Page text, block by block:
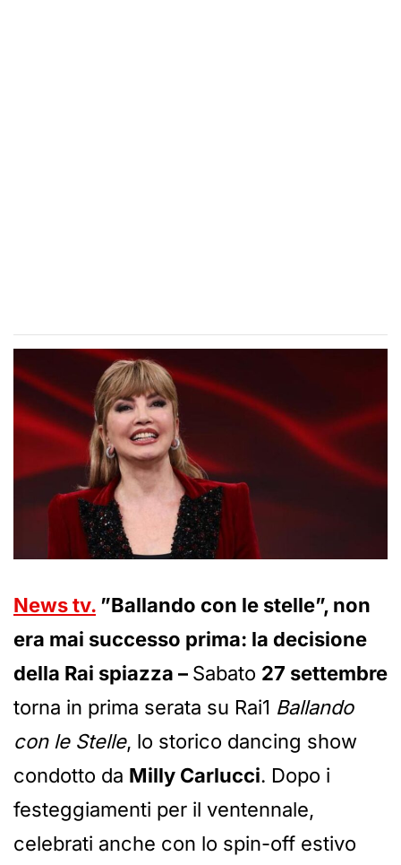
News tv. ”Ballando con le stelle”, non
era mai successo prima: la decisione
della Rai spiazza – Sabato 27 settembre
torna in prima serata su Rai1 Ballando
con le Stelle, lo storico dancing show
condotto da Milly Carlucci. Dopo i
festeggiamenti per il ventennale,
celebrati anche con lo spin-off estivo